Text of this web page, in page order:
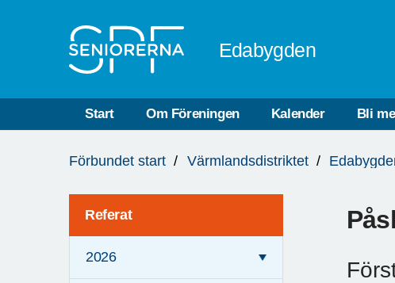
Edabygden
Start Om Föreningen Kalender Bli
är
Förbundet start Värmlandsdistriktet
Referat
2026